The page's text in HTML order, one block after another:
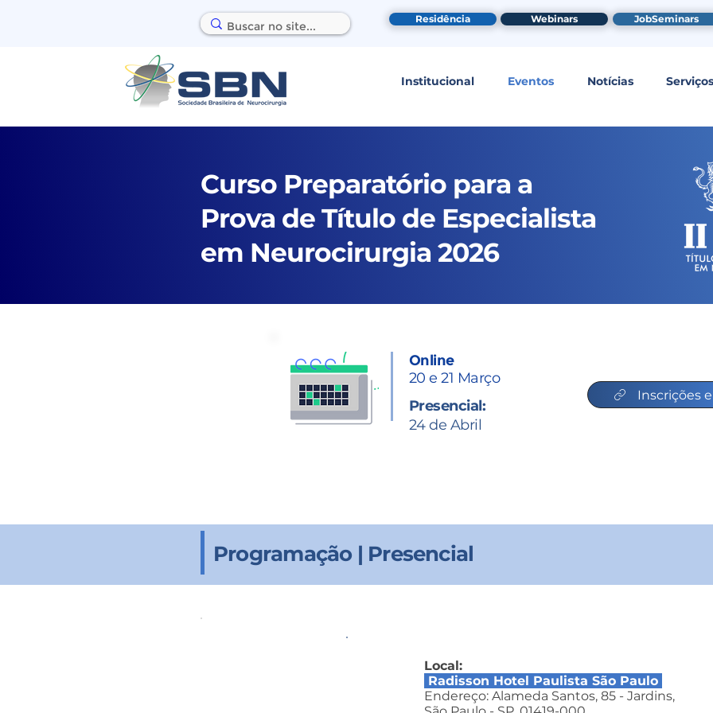
Residência Webinars JobSeminars
Institucional Eventos Notícias
Curso Preparatório para a
Prova de Título de Especialista
em Neurocirurgia 2026
Online
20 e 21 Março
Presencial:
24 de Abril
Inscrições
Programação | Presencial
Local:
Radisson Hotel Paulista São Paulo
Endereço: Alameda Santos, 85 - Jardins,